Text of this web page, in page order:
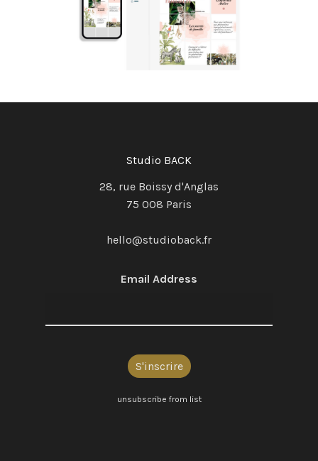
Studio BACK
28, rue Boissy d'Anglas
75 008 Paris
hello@studioback.fr
Email Address
unsubscribe from list